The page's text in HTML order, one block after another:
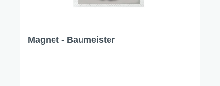
Magnet - Baumeister